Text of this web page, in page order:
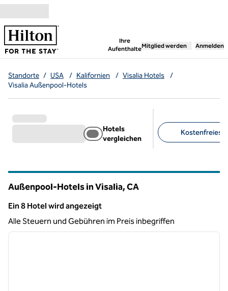
Weiter zum Inhalt
Ihre
Aufenthalte
,öffnet neue
Mitglied werden Anmelden
Standorte / USA / Kalifornien / Visalia Hotels
/
Visalia Außenpool-Hotels
Hotels
vergleichen
Kostenfreies
Außenpool-Hotels in Visalia,CA
Ein 8 Hotel wird angezeigt
Ein 8 Hotel wird angezeigt
Alle Steuern und Gebühren im Preis inbegriffen
1 von 12